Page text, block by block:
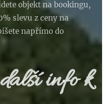
objekt na bookingu,
slevu z ceny na
napřímo do
info k